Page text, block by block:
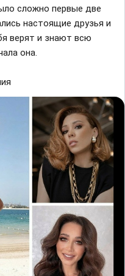
сложно первые две
настоящие друзья и
верят и знают всю
она.